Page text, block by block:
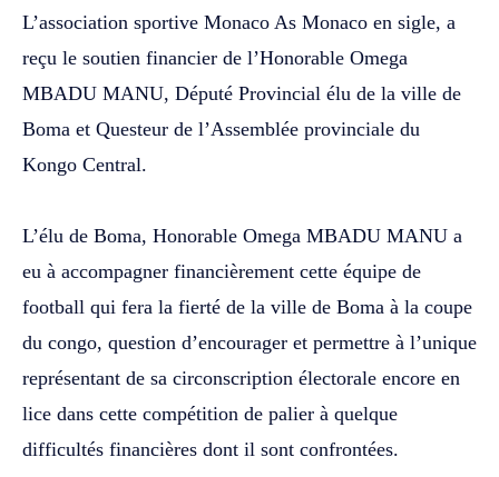
L’association sportive Monaco As Monaco en sigle, a
reçu le soutien financier de l’Honorable Omega
MBADU MANU, Député Provincial élu de la ville de
Boma et Questeur de l’Assemblée provinciale du
Kongo Central.
‎L’élu de Boma, Honorable Omega MBADU MANU a
eu à accompagner financièrement cette équipe de
football qui fera la fierté de la ville de Boma à la coupe
du congo, question d’encourager et permettre à l’unique
représentant de sa circonscription électorale encore en
lice dans cette compétition de palier à quelque
difficultés financières dont il sont confrontées.